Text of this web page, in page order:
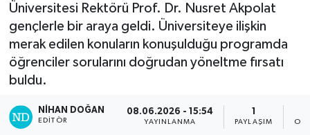
Üniversitesi Rektörü Prof. Dr. Nusret Akpolat
gençlerle bir araya geldi. Üniversiteye ilişkin
merak edilen konuların konuşulduğu programda
öğrenciler sorularını doğrudan yöneltme fırsatı
buldu.
NIHAN DOĞAN
EDITÖR
08.06.2026 - 15:54
YAYINLANMA
1
PAYLAŞIM